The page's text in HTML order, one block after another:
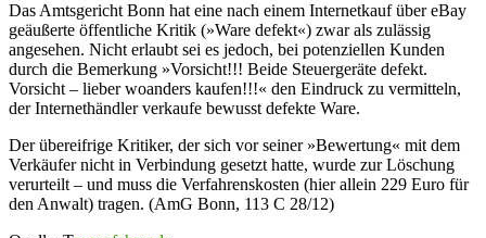
Das Amtsgericht Bonn hat eine nach einem Internetkauf über eBay
geäußerte öffentliche Kritik (»Ware defekt«) zwar als zulässig
angesehen. Nicht erlaubt sei es jedoch, bei potenziellen Kunden
durch die Bemerkung »Vorsicht!!! Beide Steuergeräte defekt.
Vorsicht – lieber woanders kaufen!!!« den Eindruck zu vermitteln,
der Internethändler verkaufe bewusst defekte Ware.
Der übereifrige Kritiker, der sich vor seiner »Bewertung« mit dem
Verkäufer nicht in Verbindung gesetzt hatte, wurde zur Löschung
verurteilt – und muss die Verfahrenskosten (hier allein 229 Euro für
den Anwalt) tragen. (AmG Bonn, 113 C 28/12)